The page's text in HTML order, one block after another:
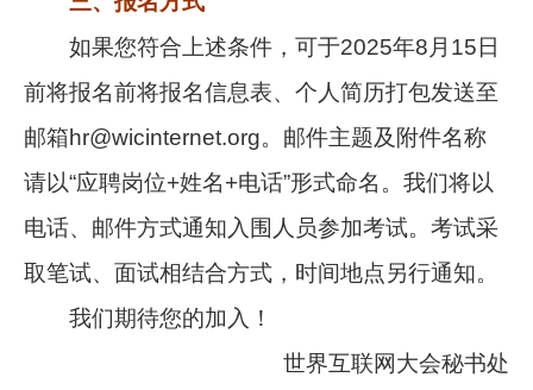
如果您符合上述条件，可于2025年8月15日
前将报名前将报名信息表、个人简历打包发送至
邮箱hr@wicinternet.org。邮件主题及附件名称
请以“应聘岗位+姓名+电话”形式命名。我们将以
电话、邮件方式通知入围人员参加考试。考试采
取笔试、面试相结合方式，时间地点另行通知。
我们期待您的加入！
世界互联网大会秘书处